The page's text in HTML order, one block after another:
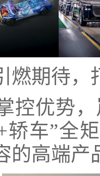
期待，
优势，
轿车”全
的高端